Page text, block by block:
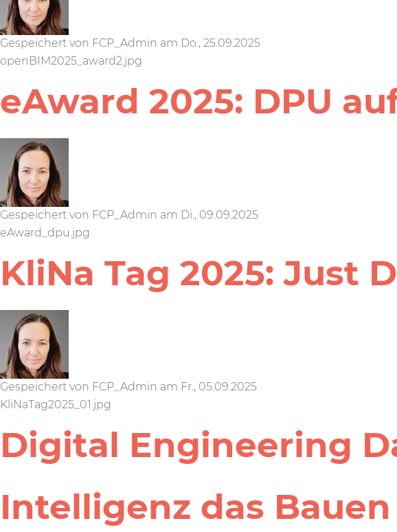
Gespeichert von FCP_Admin am Do., 25.09.2025
openBIM2025_award2.jpg
eAward 2025: DPU
Gespeichert von FCP_Admin am Di., 09.09.2025
eAward_dpu.jpg
KliNa Tag 2025: Just
Gespeichert von FCP_Admin am Fr., 05.09.2025
KliNaTag2025_01.jpg
Digital Engineering
Intelligenz das